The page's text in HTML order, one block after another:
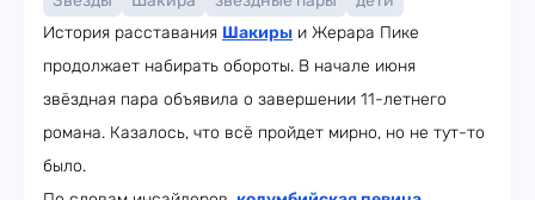
История расставания Шакиры и Жерара Пике
продолжает набирать обороты. В начале июня
звёздная пара объявила о завершении 11-летнего
романа. Казалось, что всё пройдет мирно, но не тут-то
было.